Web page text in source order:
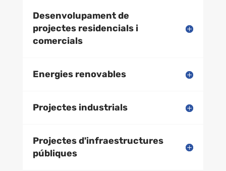
Desenvolupament de
projectes residencials i
comercials
Energies renovables
Projectes industrials
Projectes d'infraestructures
públiques